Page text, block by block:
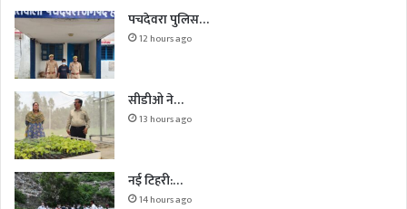
पचदेवरा पुलिस…
12 hours ago
सीडीओ ने…
13 hours ago
नई टिहरी:…
14 hours ago